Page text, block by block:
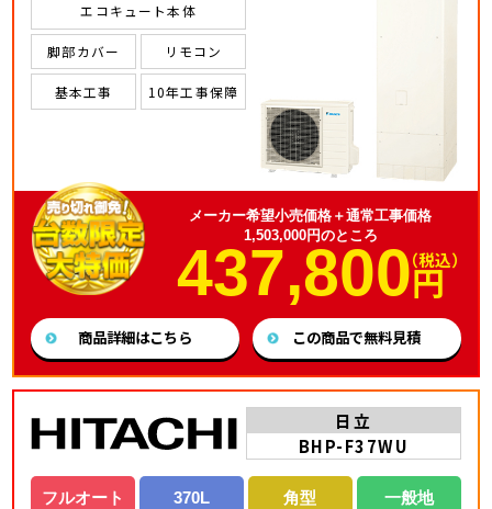
エコキュート本体
脚部カバー リモコン
基本工事 10年工事保障
メーカー希望小売価格＋通常工事価格
1,503,000円のところ
437,800円
（税込）
商品詳細はこちら この商品で無料見積
日立
BHP-F37WU
フルオート 370L 角型 一般地